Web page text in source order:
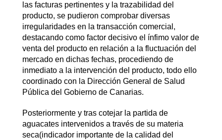
las facturas pertinentes y la trazabilidad del
producto, se pudieron comprobar diversas
irregularidades en la transacción comercial,
destacando como factor decisivo el ínfimo valor de
venta del producto en relación a la fluctuación del
mercado en dichas fechas, procediendo de
inmediato a la intervención del producto, todo ello
coordinado con la Dirección General de Salud
Pública del Gobierno de Canarias.
Posteriormente y tras cotejar la partida de
aguacates intervenidos a través de su materia
seca(indicador importante de la calidad del